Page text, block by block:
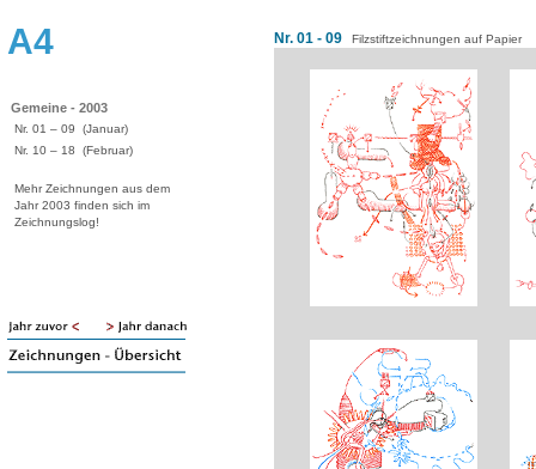
A4 Nr. 01 - 09 Filzstiftzeichnungen auf Papier
Gemeine - 2003
Nr. 01 – 09 (Januar)
Nr. 10 – 18 (Februar)
Mehr Zeichnungen aus dem
Jahr 2003 finden sich im
Zeichnungslog!